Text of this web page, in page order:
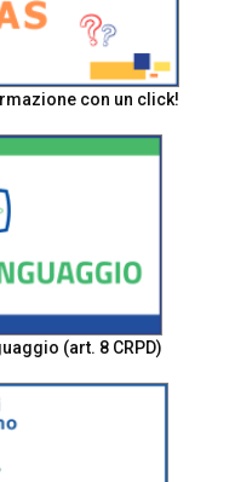
con un click!
(art. 8 CRPD)